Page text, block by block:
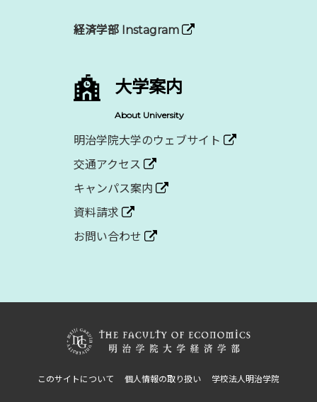
経済学部 Instagram
大学案内
About University
明治学院大学のウェブサイト
交通アクセス
キャンパス案内
資料請求
お問い合わせ
このサイトについて 個人情報の取り扱い 学校法人明治学院